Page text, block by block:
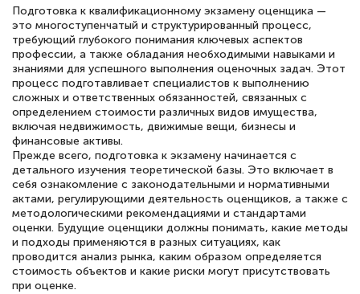
полезных материалов помогли
подготовиться к тестированию. Это
книги, методические рекомендации,
статьи. Времени на подготовку
достаточно. Курс помогает пройти
аттестацию в школе. Спасибо!
Евгения Коротких
Знаток города 2 уровня
12 марта 2026
Спасибо большое Академии! Грамотное,
Подготовка к квалификационному экзамену оценщика —
это многоступенчатый и структурированный процесс,
требующий глубокого понимания ключевых аспектов
профессии, а также обладания необходимыми навыками и
знаниями для успешного выполнения оценочных задач. Этот
процесс подготавливает специалистов к выполнению
сложных и ответственных обязанностей, связанных с
определением стоимости различных видов имущества,
включая недвижимость, движимые вещи, бизнесы и
финансовые активы.
Прежде всего, подготовка к экзамену начинается с
детального изучения теоретической базы. Это включает в
себя ознакомление с законодательными и нормативными
актами, регулирующими деятельность оценщиков, а также с
методологическими рекомендациями и стандартами
оценки. Будущие оценщики должны понимать, какие методы
и подходы применяются в разных ситуациях, как
проводится анализ рынка, каким образом определяется
стоимость объектов и какие риски могут присутствовать
при оценке.